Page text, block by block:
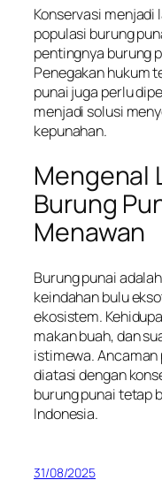
Konservasi menjadi
populasi burung
pentingnya burung
Penegakan hukum
punai juga perlu
menjadi solusi
kepunahan.
Mengenal
Burung
Menawan
Burung punai
keindahan bulu
ekosistem.
makan buah, dan
istimewa.
diatasi dengan
burung punai tetap
Indonesia.
31/08/2025